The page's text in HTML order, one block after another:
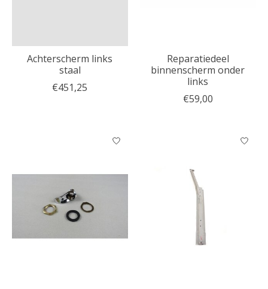
Achterscherm links
staal
€451,25
Reparatiedeel
binnenscherm onder
links
€59,00